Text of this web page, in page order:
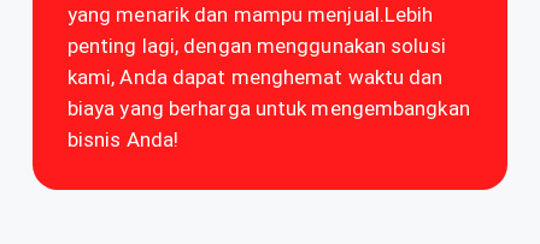
yang menarik dan mampu menjual.Lebih
penting lagi, dengan menggunakan solusi
kami, Anda dapat menghemat waktu dan
biaya yang berharga untuk mengembangkan
bisnis Anda!